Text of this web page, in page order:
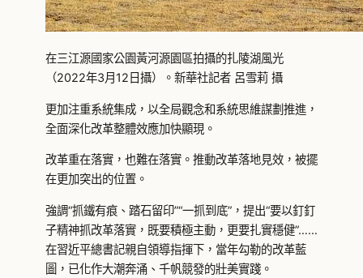
在三江源國家公園黃河源園區拍攝的扎陵湖風光
（2022年3月12日攝）。新華社記者 呂雪莉 攝
更加注重系統集成，以全局觀念和系統思維謀劃推進，
全面深化改革整體效應加快顯現。
改革重在落實，也難在落實。推動改革落地見效，被擺
在更加突出的位置。
強調“抓鐵有痕、踏石留印”“一抓到底”，提出“要以釘釘
子精神抓改革落實，既要積極主動，更要扎實穩健”……
在習近平總書記親自領導指揮下，當年勾勒的改革藍
圖，已化作大潮奔涌、千帆競發的壯美實踐。